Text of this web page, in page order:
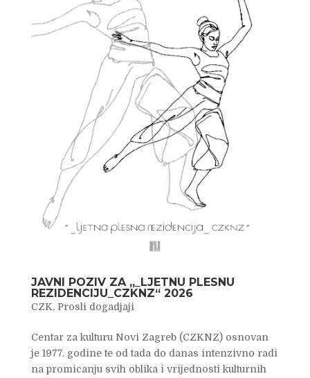
JAVNI POZIV ZA „_LJETNU PLESNU
REZIDENCIJU_CZKNZ“ 2026
CZK, Prosli dogadjaji
Centar za kulturu Novi Zagreb (CZKNZ) osnovan
je 1977. godine te od tada do danas intenzivno radi
na promicanju svih oblika i vrijednosti kulturnih